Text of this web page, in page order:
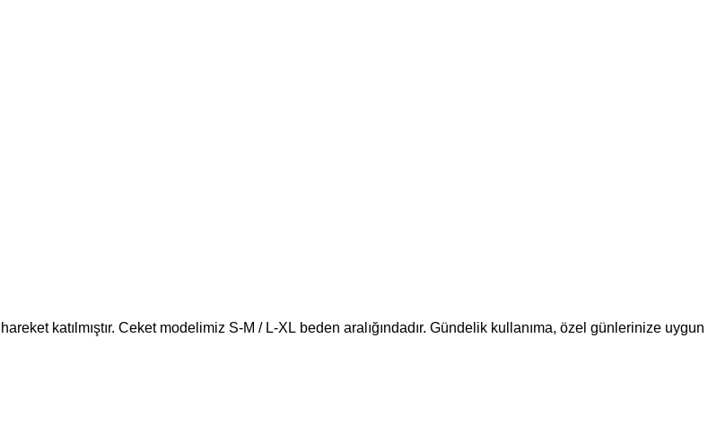
katılmıştır. Ceket modelimiz S-M / L-XL beden aralığındadır. Gündelik kullanıma, özel günlerinize uygun